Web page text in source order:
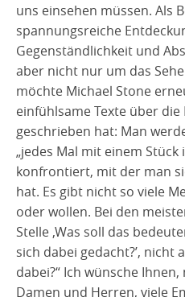
uns einsehen müssen. Als
spannungsreiche
Gegenständlichkeit und
aber nicht nur um das
möchte Michael Stone
einfühlsame Texte über die
geschrieben hat: Man
„jedes Mal mit einem
konfrontiert, mit der man
hat. Es gibt nicht so viele
oder wollen. Bei den
Stelle ‚Was soll das
sich dabei gedacht?’, nicht
dabei?“ Ich wünsche
Damen und Herren, viele